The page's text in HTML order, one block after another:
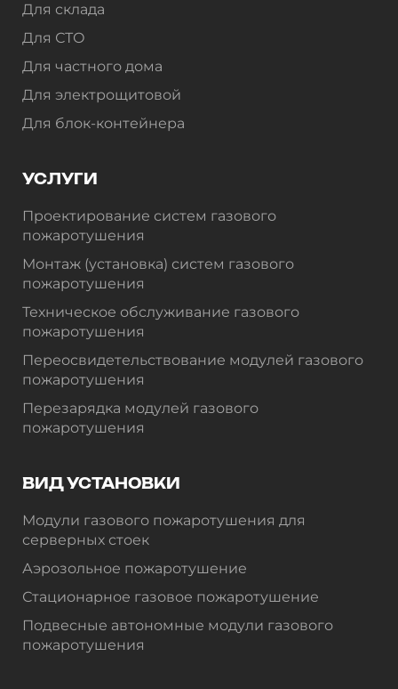
Для склада
Для СТО
Для частного дома
Для электрощитовой
Для блок-контейнера
УСЛУГИ
Проектирование систем газового
пожаротушения
Монтаж (установка) систем газового
пожаротушения
Техническое обслуживание газового
пожаротушения
Переосвидетельствование модулей газового
пожаротушения
Перезарядка модулей газового
пожаротушения
ВИД УСТАНОВКИ
Модули газового пожаротушения для
серверных стоек
Аэрозольное пожаротушение
Стационарное газовое пожаротушение
Подвесные автономные модули газового
пожаротушения